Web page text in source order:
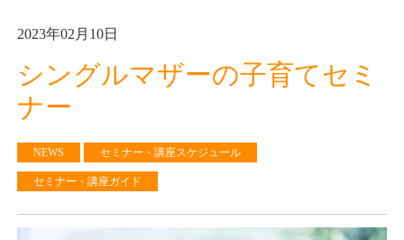
2023年02月10日
シングルマザーの子育てセミ
ナー
NEWS セミナー・講座スケジュール
セミナー・講座ガイド